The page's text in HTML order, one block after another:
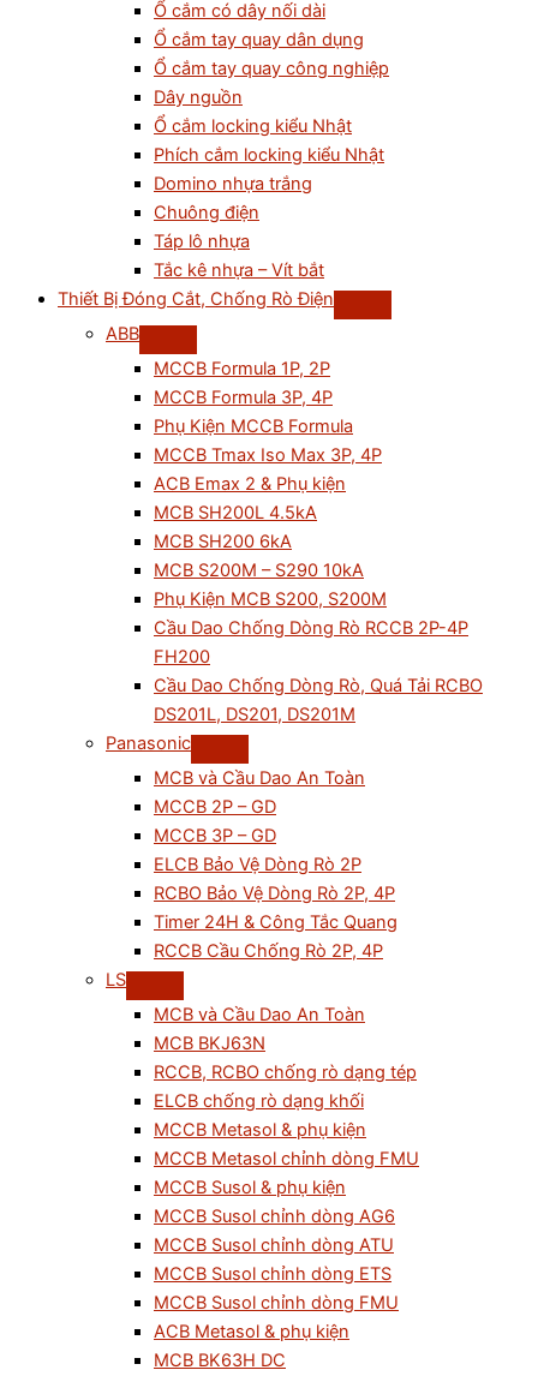
Ổ cắm có dây nối dài
Ổ cắm tay quay dân dụng
Ổ cắm tay quay công nghiệp
Dây nguồn
Ổ cắm locking kiểu Nhật
Phích cắm locking kiểu Nhật
Domino nhựa trắng
Chuông điện
Táp lô nhựa
Tắc kê nhựa – Vít bắt
Thiết Bị Đóng Cắt, Chống Rò Điện
ABB
MCCB Formula 1P, 2P
MCCB Formula 3P, 4P
Phụ Kiện MCCB Formula
MCCB Tmax Iso Max 3P, 4P
ACB Emax 2 & Phụ kiện
MCB SH200L 4.5kA
MCB SH200 6kA
MCB S200M – S290 10kA
Phụ Kiện MCB S200, S200M
Cầu Dao Chống Dòng Rò RCCB 2P-4P
FH200
Cầu Dao Chống Dòng Rò, Quá Tải RCBO
DS201L, DS201, DS201M
Panasonic
MCB và Cầu Dao An Toàn
MCCB 2P – GD
MCCB 3P – GD
ELCB Bảo Vệ Dòng Rò 2P
RCBO Bảo Vệ Dòng Rò 2P, 4P
Timer 24H & Công Tắc Quang
RCCB Cầu Chống Rò 2P, 4P
LS
MCB và Cầu Dao An Toàn
MCB BKJ63N
RCCB, RCBO chống rò dạng tép
ELCB chống rò dạng khối
MCCB Metasol & phụ kiện
MCCB Metasol chỉnh dòng FMU
MCCB Susol & phụ kiện
MCCB Susol chỉnh dòng AG6
MCCB Susol chỉnh dòng ATU
MCCB Susol chỉnh dòng ETS
MCCB Susol chỉnh dòng FMU
ACB Metasol & phụ kiện
MCB BK63H DC